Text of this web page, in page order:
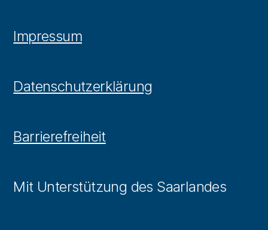
Impressum
Datenschutzerklärung
Barrierefreiheit
Mit Unterstützung des Saarlandes